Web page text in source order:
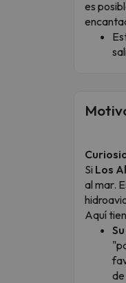
es
Si Los
al mar.
Aquí